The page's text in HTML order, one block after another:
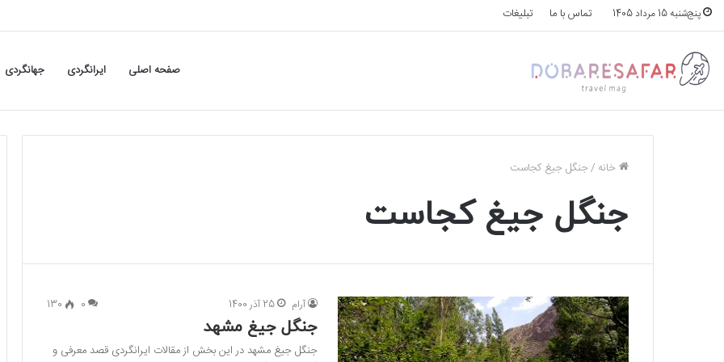
پنج‌شنبه 15 مرداد 1405 تماس با ما تبلیغات
صفحه اصلی ایرانگردی جهانگردی
خانه /جنگل جیغ کجاست
جنگل جیغ کجاست
آرام 25 آذر 1400 0
130
جنگل جیغ مشهد
جنگل جیغ مشهد در این بخش از مقالات ایرانگردی قصد معرفی و